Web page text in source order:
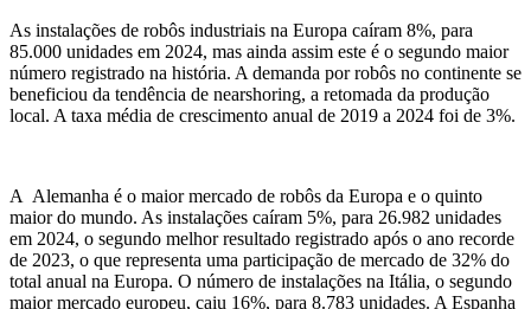
As instalações de robôs industriais na Europa caíram 8%, para
85.000 unidades em 2024, mas ainda assim este é o segundo maior
número registrado na história. A demanda por robôs no continente se
beneficiou da tendência de nearshoring, a retomada da produção
local. A taxa média de crescimento anual de 2019 a 2024 foi de 3%.
A Alemanha é o maior mercado de robôs da Europa e o quinto
maior do mundo. As instalações caíram 5%, para 26.982 unidades
em 2024, o segundo melhor resultado registrado após o ano recorde
de 2023, o que representa uma participação de mercado de 32% do
total anual na Europa. O número de instalações na Itália, o segundo
maior mercado europeu, caiu 16%, para 8.783 unidades. A Espanha